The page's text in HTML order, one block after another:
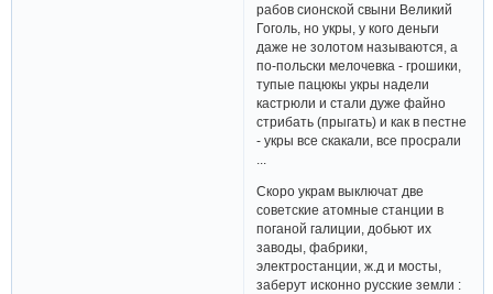
рабов сионской свыни Великий
Гоголь, но укры, у кого деньги
даже не золотом называются, а
по-польски мелочевка - грошики,
тупые пацюкы укры надели
кастрюли и стали дуже файно
стрибать (прыгать) и как в пестне
- укры все скакали, все просрали
Скоро украм выключат две
советские атомные станции в
поганой галиции, добьют их
заводы, фабрики,
электростанции, ж.д и мосты,
заберут исконно русские земли :